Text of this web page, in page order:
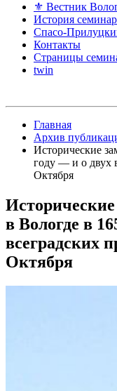
⚜ Вестник
История
Спасо-
Контакты
Страницы
twin
Главная
Архив
Исторические
году — и о двух
Октября
в Вологде в
всеградских
Октября